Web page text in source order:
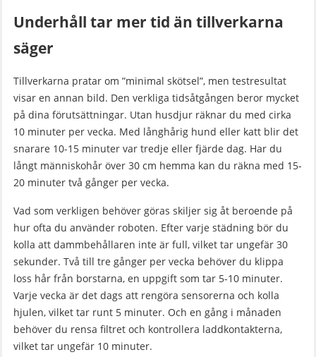
Underhåll tar mer tid än tillverkarna
säger
Tillverkarna pratar om ”minimal skötsel”, men testresultat
visar en annan bild. Den verkliga tidsåtgången beror mycket
på dina förutsättningar. Utan husdjur räknar du med cirka
10 minuter per vecka. Med långhårig hund eller katt blir det
snarare 10-15 minuter var tredje eller fjärde dag. Har du
långt människohår över 30 cm hemma kan du räkna med 15-
20 minuter två gånger per vecka.
Vad som verkligen behöver göras skiljer sig åt beroende på
hur ofta du använder roboten. Efter varje städning bör du
kolla att dammbehållaren inte är full, vilket tar ungefär 30
sekunder. Två till tre gånger per vecka behöver du klippa
loss hår från borstarna, en uppgift som tar 5-10 minuter.
Varje vecka är det dags att rengöra sensorerna och kolla
hjulen, vilket tar runt 5 minuter. Och en gång i månaden
behöver du rensa filtret och kontrollera laddkontakterna,
vilket tar ungefär 10 minuter.